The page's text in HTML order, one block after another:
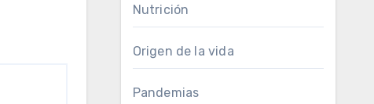
Nutrición
Origen de la vida
Pandemias